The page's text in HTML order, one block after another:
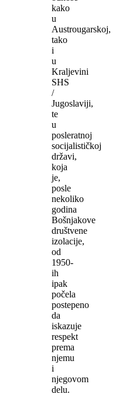
kako
u
Austrougarskoj,
tako
i
u
Kraljevini
SHS
/
Jugoslaviji,
te
u
posleratnoj
socijalističkoj
državi,
koja
je,
posle
nekoliko
godina
Bošnjakove
društvene
izolacije,
od
1950-
ih
ipak
počela
postepeno
da
iskazuje
respekt
prema
njemu
i
njegovom
delu.